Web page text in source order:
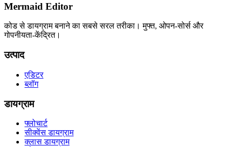
Mermaid Editor
कोड से डायग्राम बनाने का सबसे सरल तरीका। मुफ्त, ओपन-सोर्स और
गोपनीयता-केंद्रित।
उत्पाद
एडिटर
ब्लॉग
डायग्राम
फ्लोचार्ट
सीक्वेंस डायग्राम
क्लास डायग्राम